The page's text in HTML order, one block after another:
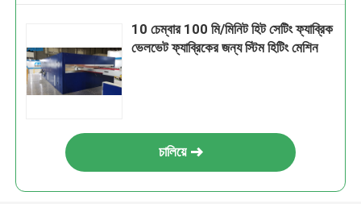
10 চেম্বার 100 মি/মিনিট হিট সেটিং ফ্যাব্রিক
ভেলভেট ফ্যাব্রিকের জন্য স্টিম হিটিং মেশিন
চালিয়ে